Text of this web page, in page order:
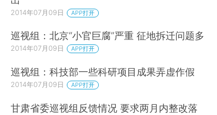
2014年07月09日 APP打开
巡视组：北京“小官巨腐”严重 征地拆迁问题多
2014年07月09日 APP打开
巡视组：科技部一些科研项目成果弄虚作假
2014年07月09日 APP打开
甘肃省委巡视组反馈情况 要求两月内整改落